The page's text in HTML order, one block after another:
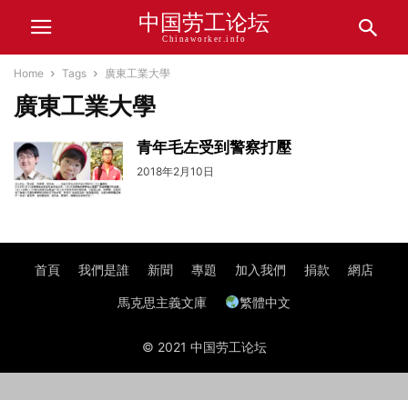
中国劳工论坛
Chinaworker.info
Home Tags 廣東工業大學
廣東工業大學
青年毛左受到警察打壓
2018年2月10日
首頁 我們是誰 新聞 專題 加入我們 捐款 網店
馬克思主義文庫 繁體中文
© 2021 中国劳工论坛